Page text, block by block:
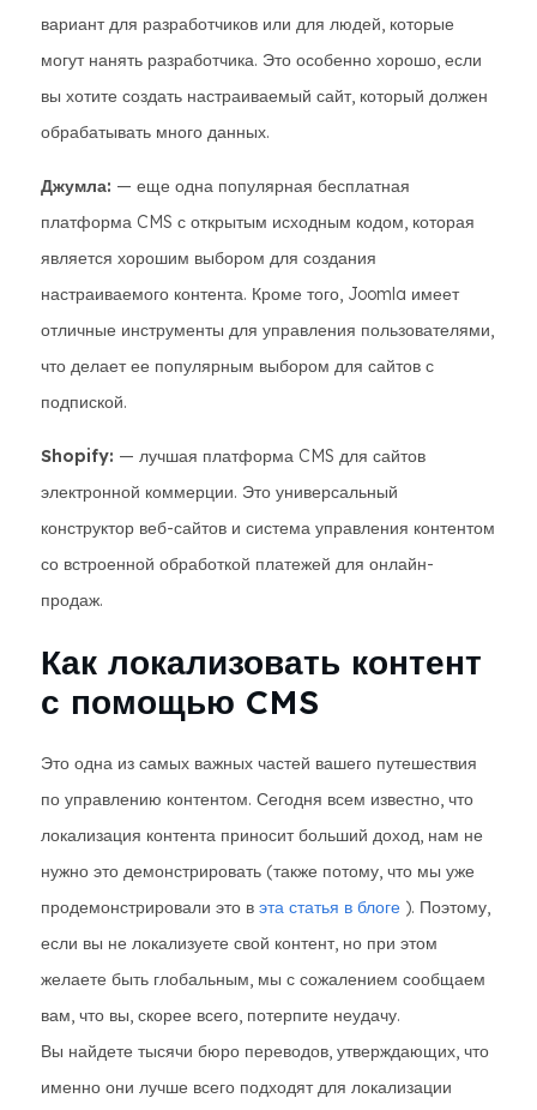
вариант для разработчиков или для людей, которые
могут нанять разработчика. Это особенно хорошо, если
вы хотите создать настраиваемый сайт, который должен
обрабатывать много данных.
Джумла: — еще одна популярная бесплатная
платформа CMS с открытым исходным кодом, которая
является хорошим выбором для создания
настраиваемого контента. Кроме того, Joomla имеет
отличные инструменты для управления пользователями,
что делает ее популярным выбором для сайтов с
подпиской.
Shopify: — лучшая платформа CMS для сайтов
электронной коммерции. Это универсальный
конструктор веб-сайтов и система управления контентом
со встроенной обработкой платежей для онлайн-
продаж.
Как локализовать контент
с помощью CMS
Это одна из самых важных частей вашего путешествия
по управлению контентом. Сегодня всем известно, что
локализация контента приносит больший доход, нам не
нужно это демонстрировать (также потому, что мы уже
продемонстрировали это в эта статья в блоге ). Поэтому,
если вы не локализуете свой контент, но при этом
желаете быть глобальным, мы с сожалением сообщаем
вам, что вы, скорее всего, потерпите неудачу.
Вы найдете тысячи бюро переводов, утверждающих, что
именно они лучше всего подходят для локализации